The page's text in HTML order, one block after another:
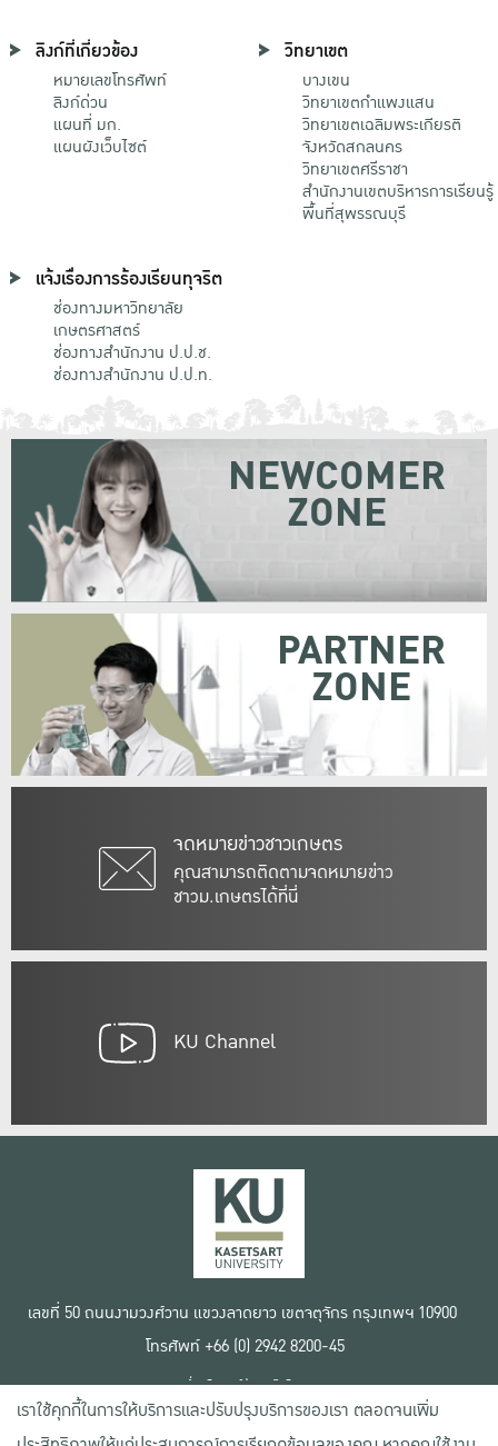
ลิงก์ที่เกี่ยวข้อง
หมายเลขโทรศัพท์
ลิงก์ด่วน
แผนที่ มก.
แผนผังเว็บไซต์
วิทยาเขต
บางเขน
วิทยาเขตกําแพงแสน
วิทยาเขตเฉลิมพระเกียรติ
จังหวัดสกลนคร
วิทยาเขตศรีราชา
สำนักงานเขตบริหารการเรียนรู้
พื้นที่สุพรรณบุรี
แจ้งเรื่องการร้องเรียนทุจริต
ช่องทางมหาวิทยาลัย
เกษตรศาสตร์
ช่องทางสำนักงาน ป.ป.ช.
ช่องทางสำนักงาน ป.ป.ท.
จดหมายข่าวชาวเกษตร
คุณสามารถติดตามจดหมายข่าว
ชาวม.เกษตรได้ที่นี่
NEWCOMER
ZONE
PARTNER
ZONE
KU Channel
เลขที่ 50 ถนนงามวงศ์วาน แขวงลาดยาว เขตจตุจักร กรุงเทพฯ 10900
โทรศัพท์ +66 (0) 2942 8200-45
เงื่อนไขการใช้งานเว็บไซต์
ข้อตกลงด้านสิทธิ์ใช้งาน
นโยบายความเป็นส่วนตัว
เราใช้คุกกี้ในการให้บริการและปรับปรุงบริการของเรา ตลอดจนเพิ่ม